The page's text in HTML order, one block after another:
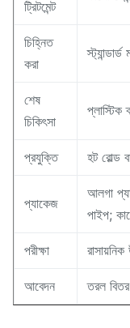
ট্রিটমেন্ট
চিহ্নিত
করা
শেষ
চিকিৎসা
প্রযুক্তি হট রোল্ড
প্যাকেজ
আলগা
পাইপ;
পরীক্ষা
আবেদন তরল